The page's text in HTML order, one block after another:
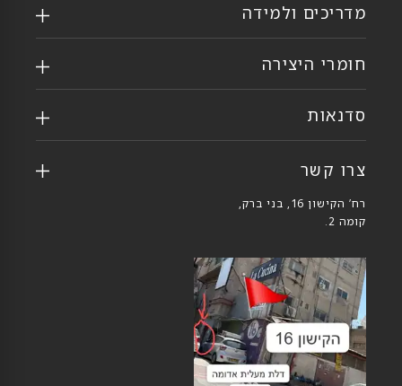
מדריכים ולמידה
חומרי היצירה
סדנאות
צרו קשר
רח’ הקישון 16, בני ברק,
קומה 2.